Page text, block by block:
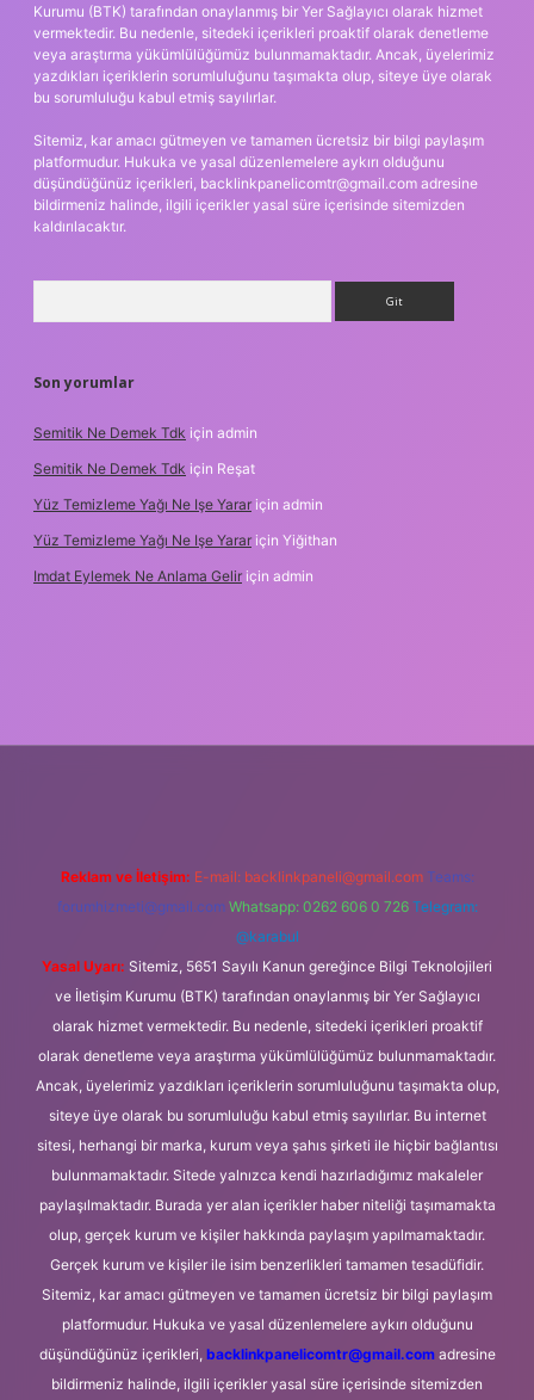
Kurumu (BTK) tarafından onaylanmış bir Yer Sağlayıcı olarak hizmet
vermektedir. Bu nedenle, sitedeki içerikleri proaktif olarak denetleme
veya araştırma yükümlülüğümüz bulunmamaktadır. Ancak, üyelerimiz
yazdıkları içeriklerin sorumluluğunu taşımakta olup, siteye üye olarak
bu sorumluluğu kabul etmiş sayılırlar.
Sitemiz, kar amacı gütmeyen ve tamamen ücretsiz bir bilgi paylaşım
platformudur. Hukuka ve yasal düzenlemelere aykırı olduğunu
düşündüğünüz içerikleri, backlinkpanelicomtr@gmail.com adresine
bildirmeniz halinde, ilgili içerikler yasal süre içerisinde sitemizden
kaldırılacaktır.
Son yorumlar
Semitik Ne Demek Tdk için admin
Semitik Ne Demek Tdk için Reşat
Yüz Temizleme Yağı Ne Işe Yarar için admin
Yüz Temizleme Yağı Ne Işe Yarar için Yiğithan
Imdat Eylemek Ne Anlama Gelir için admin
Reklam ve İletişim: E-mail: backlinkpaneli@gmail.com Teams:
forumhizmeti@gmail.com Whatsapp: 0262 606 0 726 Telegram:
@karabul
Yasal Uyarı: Sitemiz, 5651 Sayılı Kanun gereğince Bilgi Teknolojileri
ve İletişim Kurumu (BTK) tarafından onaylanmış bir Yer Sağlayıcı
olarak hizmet vermektedir. Bu nedenle, sitedeki içerikleri proaktif
olarak denetleme veya araştırma yükümlülüğümüz bulunmamaktadır.
Ancak, üyelerimiz yazdıkları içeriklerin sorumluluğunu taşımakta olup,
siteye üye olarak bu sorumluluğu kabul etmiş sayılırlar. Bu internet
sitesi, herhangi bir marka, kurum veya şahıs şirketi ile hiçbir bağlantısı
bulunmamaktadır. Sitede yalnızca kendi hazırladığımız makaleler
paylaşılmaktadır. Burada yer alan içerikler haber niteliği taşımamakta
olup, gerçek kurum ve kişiler hakkında paylaşım yapılmamaktadır.
Gerçek kurum ve kişiler ile isim benzerlikleri tamamen tesadüfidir.
Sitemiz, kar amacı gütmeyen ve tamamen ücretsiz bir bilgi paylaşım
platformudur. Hukuka ve yasal düzenlemelere aykırı olduğunu
düşündüğünüz içerikleri, backlinkpanelicomtr@gmail.comadresine
bildirmeniz halinde, ilgili içerikler yasal süre içerisinde sitemizden